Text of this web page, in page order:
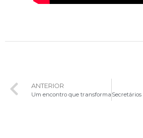
ANTERIOR
Um encontro que transforma